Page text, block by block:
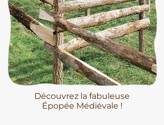
Découvrez la fabuleuse
Épopée Médiévale !